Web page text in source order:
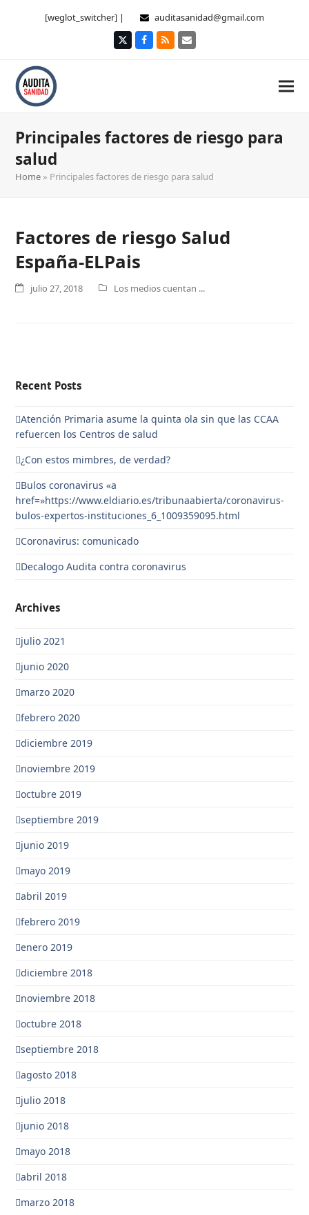
[weglot_switcher] | auditasanidad@gmail.com
TwitterFacebook
RSS Correo
Principales factores de riesgo para
salud
Home » Principales factores de riesgo para salud
Factores de riesgo Salud
España-ELPais
julio 27, 2018 Los medios cuentan ...
Recent Posts
Atención Primaria asume la quinta ola sin que las CCAA
refuercen los Centros de salud
¿Con estos mimbres, de verdad?
Bulos coronavirus «a
href=»https://www.eldiario.es/tribunaabierta/coronavirus-
bulos-expertos-instituciones_6_1009359095.html
Coronavirus: comunicado
Decalogo Audita contra coronavirus
Archives
julio 2021
junio 2020
marzo 2020
febrero 2020
diciembre 2019
noviembre 2019
octubre 2019
septiembre 2019
junio 2019
mayo 2019
abril 2019
febrero 2019
enero 2019
diciembre 2018
noviembre 2018
octubre 2018
septiembre 2018
agosto 2018
julio 2018
junio 2018
mayo 2018
abril 2018
marzo 2018